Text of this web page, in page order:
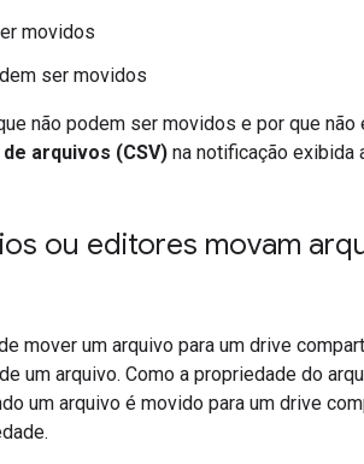
movidos
ser movidos
não podem ser movidos e por que
arquivos (CSV) na notificação exibida
ou editores movam
mover um arquivo para um drive
um arquivo. Como a propriedade do
um arquivo é movido para um drive